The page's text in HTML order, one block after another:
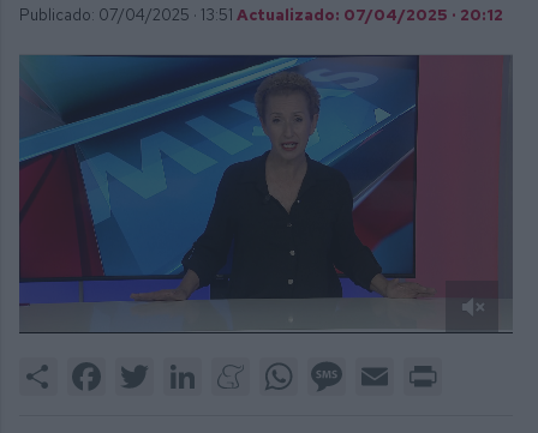
Publicado: 07/04/2025 · 13:51 Actualizado: 07/04/2025 · 20:12
2
Share FacebookTwitter LinkedInMeneameWhatsAppMessage
Email